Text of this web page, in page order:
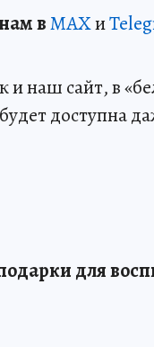
вMAXи
наш сайт, в
будет доступна
для